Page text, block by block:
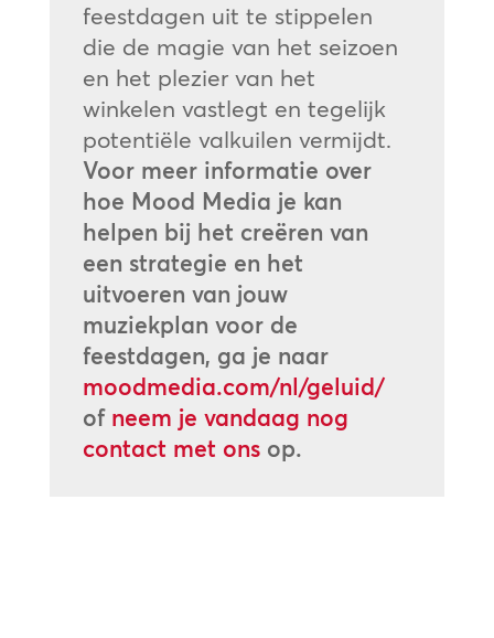
feestdagen uit te stippelen
die de magie van het seizoen
en het plezier van het
winkelen vastlegt en tegelijk
potentiële valkuilen vermijdt.
Voor meer informatie over
hoe Mood Media je kan
helpen bij het creëren van
een strategie en het
uitvoeren van jouw
muziekplan voor de
feestdagen, ga je naar
moodmedia.com/nl/geluid/
of neem je vandaag nog
contact met onsop.